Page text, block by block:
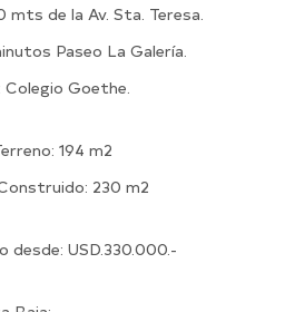
mts de la Av. Sta. Teresa.
Paseo La Galería.
Colegio Goethe.
194 m2
230 m2
desde: USD.330.000.-